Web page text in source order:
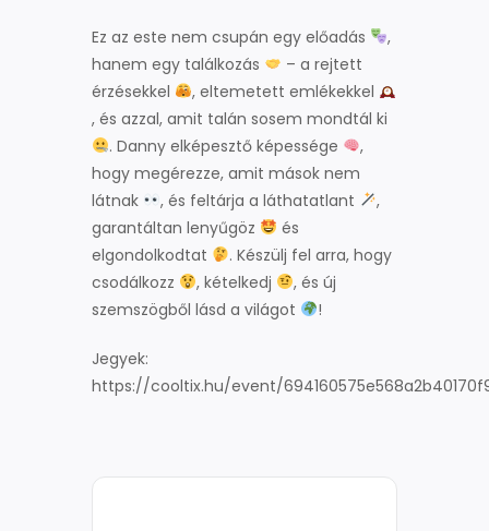
Ez az este nem csupán egy előadás
,
hanem egy találkozás
– a rejtett
érzésekkel
, eltemetett emlékekkel
, és azzal, amit talán sosem mondtál ki
. Danny elképesztő képessége
,
hogy megérezze, amit mások nem
látnak
, és feltárja a láthatatlant
,
garantáltan lenyűgöz
és
elgondolkodtat
. Készülj fel arra, hogy
csodálkozz
, kételkedj
, és új
szemszögből lásd a világot
!
Jegyek:
https://cooltix.hu/event/